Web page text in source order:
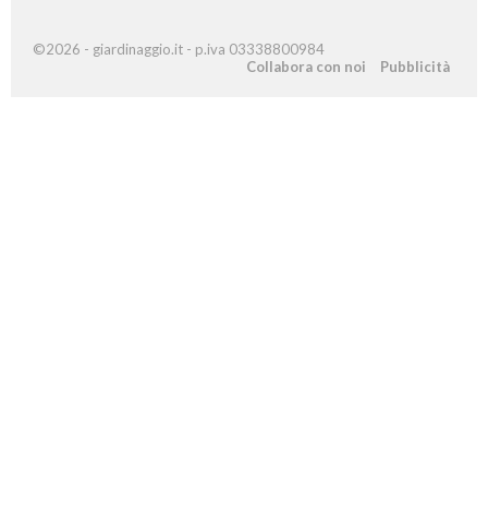
©2026 - giardinaggio.it - p.iva 03338800984
Collabora con noi
Pubblicità